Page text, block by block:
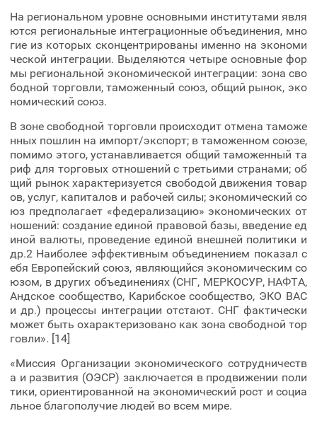
На региональном уровне основными институтами явля
ются региональные интеграционные объединения, мно
гие из которых сконцентрированы именно на экономи
ческой интеграции. Выделяются четыре основные фор
мы региональной экономической интеграции: зона сво
бодной торговли, таможенный союз, общий рынок, эко
номический союз.
В зоне свободной торговли происходит отмена таможе
нных пошлин на импорт/экспорт; в таможенном союзе,
помимо этого, устанавливается общий таможенный та
риф для торговых отношений с третьими странами; об
щий рынок характеризуется свободой движения товар
ов, услуг, капиталов и рабочей силы; экономический со
юз предполагает «федерализацию» экономических от
ношений: создание единой правовой базы, введение ед
иной валюты, проведение единой внешней политики и
др.2 Наиболее эффективным объединением показал с
ебя Европейский союз, являющийся экономическим со
юзом, в других объединениях (СНГ, МЕРКОСУР, НАФТА,
Андское сообщество, Карибское сообщество, ЭКО ВАС
и др.) процессы интеграции отстают. СНГ фактически
может быть охарактеризовано как зона свободной тор
говли». [14]
«Миссия Организации экономического сотрудничеств
а и развития (ОЭСР) заключается в продвижении поли
тики, ориентированной на экономический рост и социа
льное благополучие людей во всем мире.